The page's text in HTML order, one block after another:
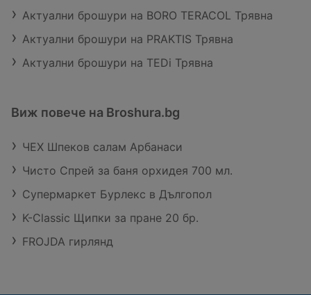
Актуални брошури на BORO TERACOL Трявна
Актуални брошури на PRAKTIS Трявна
Актуални брошури на TEDi Трявна
Виж повече на Broshura.bg
ЧЕХ Шпеков салам Арбанаси
Чисто Спрей за баня орхидея 700 мл.
Супермаркет Бурлекс в Дългопол
K-Classic Щипки за пране 20 бр.
FROJDA гирлянд